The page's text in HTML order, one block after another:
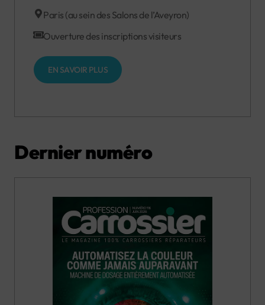
Paris (au sein des Salons de l’Aveyron)
Ouverture des inscriptions visiteurs
EN SAVOIR PLUS
Dernier numéro